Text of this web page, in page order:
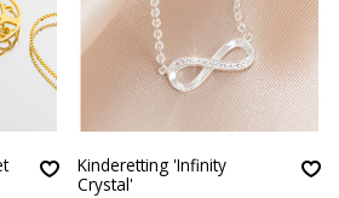
Kinderetting 'Infinity
Crystal'